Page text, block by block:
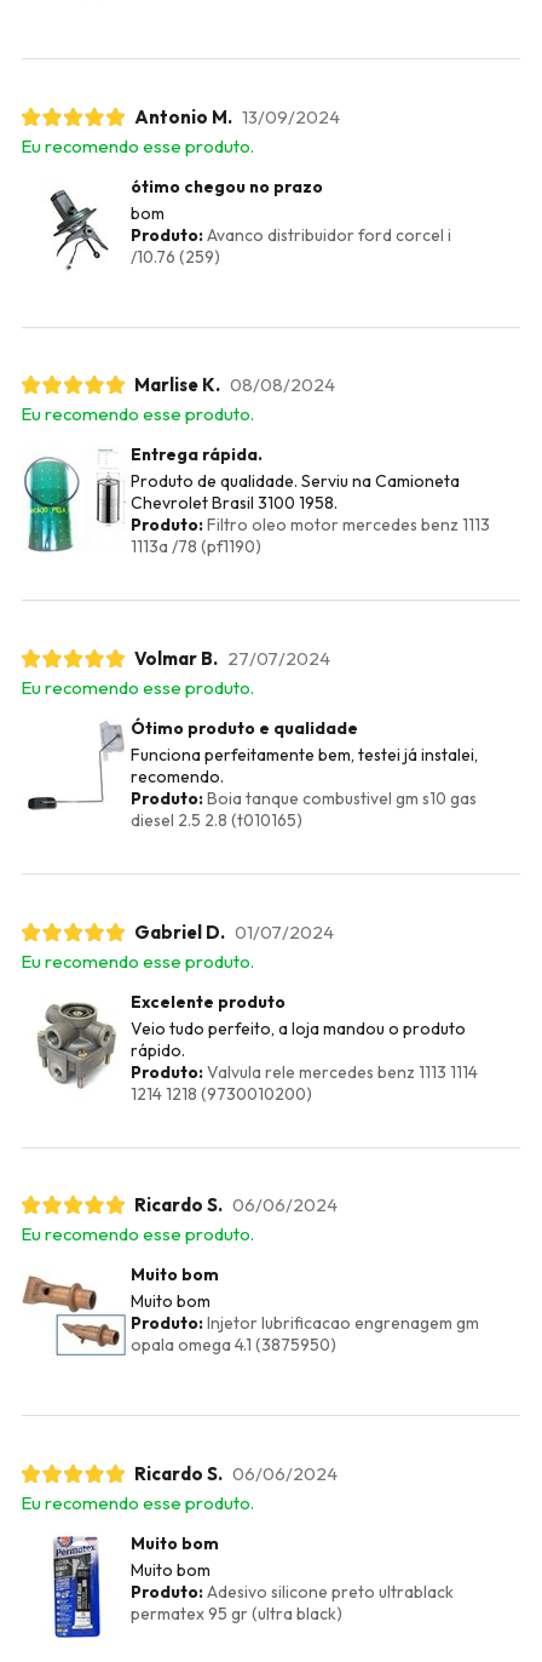
Antonio M. 13/09/2024
Eu recomendo esse produto.
ótimo chegou no prazo
bom
Produto:Avanco distribuidor ford corcel i
/10.76 (259)
Marlise K. 08/08/2024
Eu recomendo esse produto.
Entrega rápida.
Produto de qualidade. Serviu na Camioneta
Chevrolet Brasil 3100 1958.
Produto:Filtro oleo motor mercedes benz 1113
1113a /78 (pf1190)
Volmar B. 27/07/2024
Eu recomendo esse produto.
Ótimo produto e qualidade
Funciona perfeitamente bem, testei já instalei,
recomendo.
Produto:Boia tanque combustivel gm s10 gas
diesel 2.5 2.8 (t010165)
Gabriel D. 01/07/2024
Eu recomendo esse produto.
Excelente produto
Veio tudo perfeito, a loja mandou o produto
rápido.
Produto:Valvula rele mercedes benz 1113 1114
1214 1218 (9730010200)
Ricardo S. 06/06/2024
Eu recomendo esse produto.
Muito bom
Muito bom
Produto:Injetor lubrificacao engrenagem gm
opala omega 4.1 (3875950)
Ricardo S. 06/06/2024
Eu recomendo esse produto.
Muito bom
Muito bom
Produto:Adesivo silicone preto ultrablack
permatex 95 gr (ultra black)